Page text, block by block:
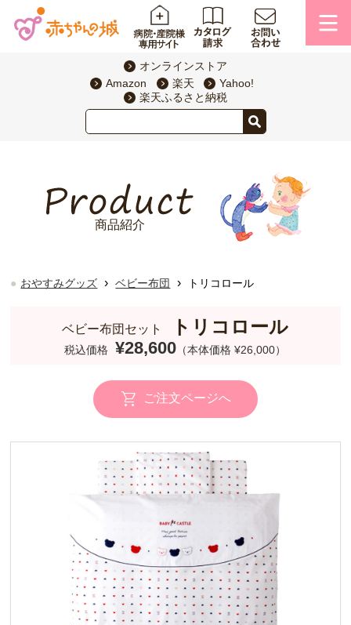
オンラインストア
Amazon
楽天
Yahoo!
楽天ふるさと納税
商品紹介
おやすみグッズ › ベビー布団 › トリコロール
ベビー布団セット トリコロール
税込価格 ¥28,600 （本体価格 ¥26,000）
ご注文ページへ